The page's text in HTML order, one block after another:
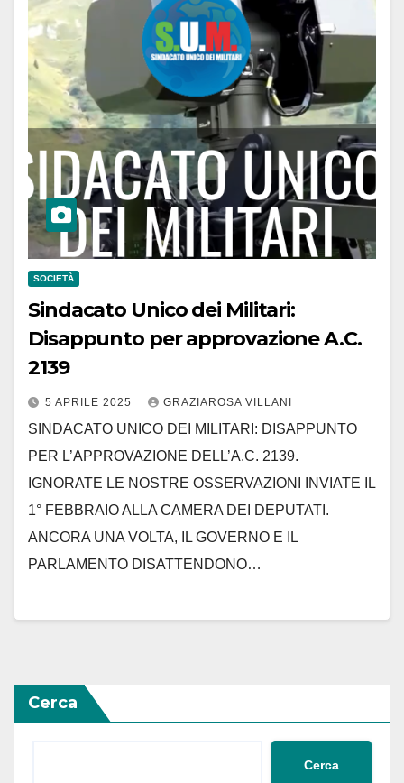
SOCIETÀ
Sindacato Unico dei Militari:
Disappunto per approvazione A.C.
2139
5 APRILE 2025 GRAZIAROSA VILLANI
SINDACATO UNICO DEI MILITARI: DISAPPUNTO
PER L’APPROVAZIONE DELL’A.C. 2139.
IGNORATE LE NOSTRE OSSERVAZIONI INVIATE IL
1° FEBBRAIO ALLA CAMERA DEI DEPUTATI.
ANCORA UNA VOLTA, IL GOVERNO E IL
PARLAMENTO DISATTENDONO…
Cerca
Cerca